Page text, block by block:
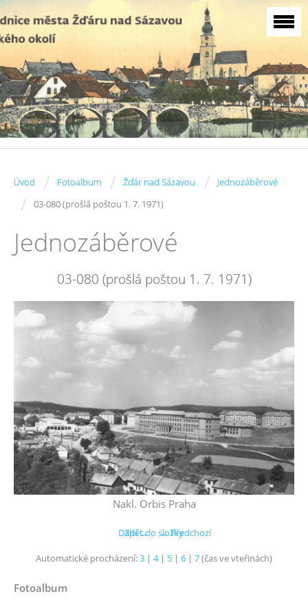
Úvod / Fotoalbum / Žďár nad Sázavou / Jednozáběrové
/ 03-080 (prošlá poštou 1. 7. 1971)
Jednozáběrové
03-080 (prošlá poštou 1. 7. 1971)
Nakl. Orbis Praha
← Předchozí
Další →
Zpět do složky
Automatické procházení:3 | 4| 5 | 6 | 7(čas ve vteřinách)
Fotoalbum